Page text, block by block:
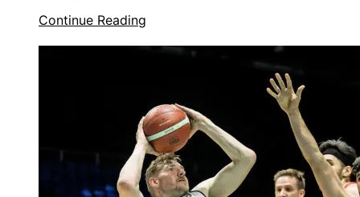
Continue Reading